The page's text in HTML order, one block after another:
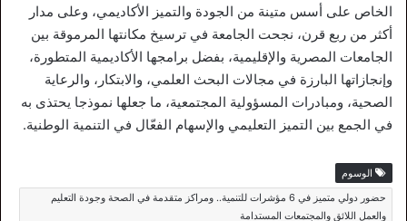
الخاص على أسس متينة من الجودة والتميز الأكاديمي، وعلى مدار
أكثر من ربع قرن، نجحت الجامعة في ترسيخ مكانتها المرموقة بين
الجامعات المصرية والإقليمية، بفضل برامجها الأكاديمية المتطورة،
وإنجازاتها البارزة في مجالات البحث العلمي، والابتكار، والرعاية
الصحية، ومبادرات المسؤولية المجتمعية، ما جعلها نموذجا يحتذى به
في الجمع بين التميز التعليمي والإسهام الفعّال في التنمية الوطنية.
الوسوم
حضور دولي متميز في 6 مؤشرات للتنمية.. ومراكز متقدمة في الصحة وجودة التعليم
والعمل اللائق والمجتمعات المستدامة